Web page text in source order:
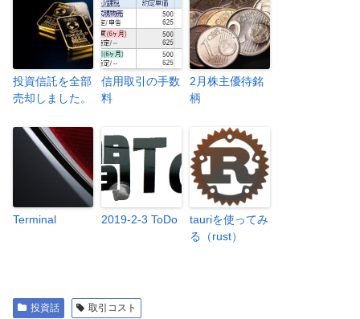
投資信託を全部
売却しました。
信用取引の手数
料
2月株主優待銘
柄
Terminal 2019-2-3 ToDo
tauriを使ってみ
る（rust）
投資話 取引コスト